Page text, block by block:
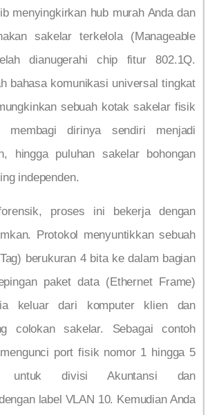
menyingkirkan hub murah Anda dan
sakelar terkelola (Manageable
dianugerahi chip fitur 802.1Q.
bahasa komunikasi universal tingkat
sebuah kotak sakelar fisik
membagi dirinya sendiri menjadi
hingga puluhan sakelar bohongan
independen.
proses ini bekerja dengan
Protokol menyuntikkan sebuah
berukuran 4 bita ke dalam bagian
paket data (Ethernet Frame)
keluar dari komputer klien dan
colokan sakelar. Sebagai contoh
port fisik nomor 1 hingga 5
untuk divisi Akuntansi dan
label VLAN 10. Kemudian Anda